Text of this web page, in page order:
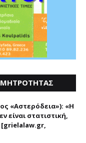
ΜΗΤΡΟΤΗΤΑΣ
«Αστερόδεια»): «Η
είναι στατιστική,
[grielalaw.gr,